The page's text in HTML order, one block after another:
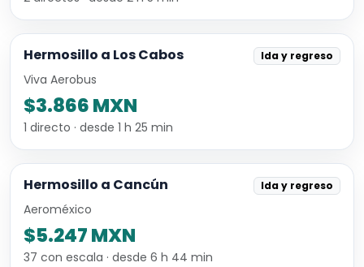
Hermosillo a Los Cabos Ida y regreso
Viva Aerobus
$3.866 MXN
1 directo · desde 1 h 25 min
Hermosillo a Cancún Ida y regreso
Aeroméxico
$5.247 MXN
37 con escala · desde 6 h 44 min